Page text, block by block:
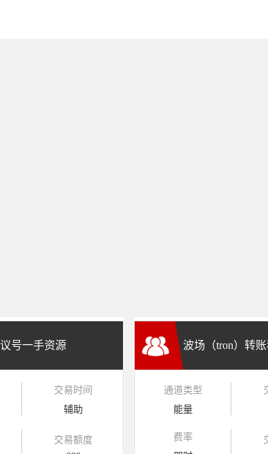
号一手资源
交易时间
辅助
交易额度
波场（tron）转
通道类型
能量
费率